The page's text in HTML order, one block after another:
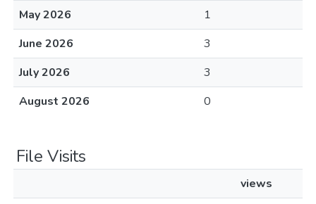
May 2026
1
June 2026
3
July 2026
3
August 2026
0
File Visits
views